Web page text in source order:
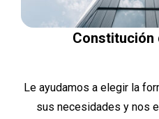
Constitución
Le ayudamos a elegir la
sus necesidades y nos